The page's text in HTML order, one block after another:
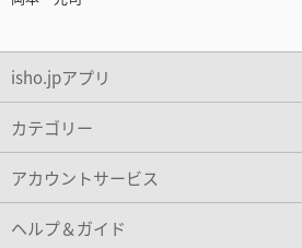
isho.jpアプリ
カテゴリー
アカウントサービス
ヘルプ＆ガイド